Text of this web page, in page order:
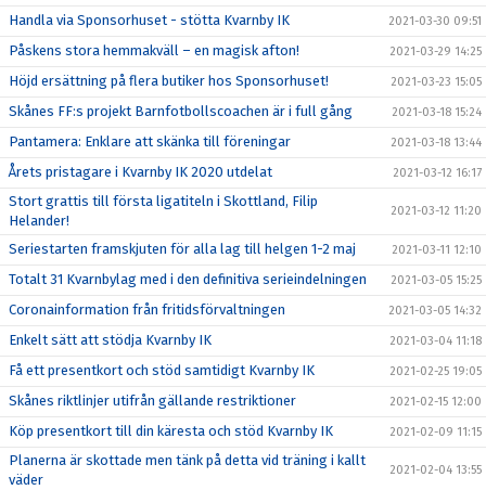
Handla via Sponsorhuset - stötta Kvarnby IK 2021-03-30 09:51
Påskens stora hemmakväll – en magisk afton! 2021-03-29 14:25
Höjd ersättning på flera butiker hos Sponsorhuset! 2021-03-23 15:05
Skånes FF:s projekt Barnfotbollscoachen är i full gång 2021-03-18 15:24
Pantamera: Enklare att skänka till föreningar 2021-03-18 13:44
Årets pristagare i Kvarnby IK 2020 utdelat 2021-03-12 16:17
Stort grattis till första ligatiteln i Skottland, Filip
Helander!
2021-03-12 11:20
Seriestarten framskjuten för alla lag till helgen 1-2 maj 2021-03-11 12:10
Totalt 31 Kvarnbylag med i den definitiva serieindelningen 2021-03-05 15:25
Coronainformation från fritidsförvaltningen 2021-03-05 14:32
Enkelt sätt att stödja Kvarnby IK 2021-03-04 11:18
Få ett presentkort och stöd samtidigt Kvarnby IK 2021-02-25 19:05
Skånes riktlinjer utifrån gällande restriktioner 2021-02-15 12:00
Köp presentkort till din käresta och stöd Kvarnby IK 2021-02-09 11:15
Planerna är skottade men tänk på detta vid träning i kallt
väder
2021-02-04 13:55